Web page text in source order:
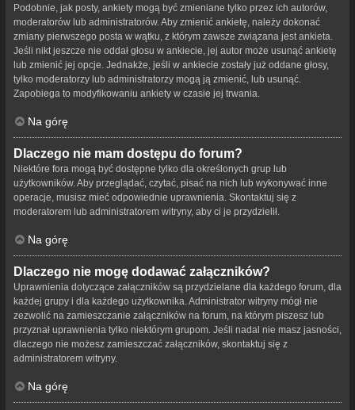
Podobnie, jak posty, ankiety mogą być zmieniane tylko przez ich autorów,
moderatorów lub administratorów. Aby zmienić ankietę, należy dokonać
zmiany pierwszego posta w wątku, z którym zawsze związana jest ankieta.
Jeśli nikt jeszcze nie oddał głosu w ankiecie, jej autor może usunąć ankietę
lub zmienić jej opcje. Jednakże, jeśli w ankiecie zostały już oddane głosy,
tylko moderatorzy lub administratorzy mogą ją zmienić, lub usunąć.
Zapobiega to modyfikowaniu ankiety w czasie jej trwania.
Na górę
Dlaczego nie mam dostępu do forum?
Niektóre fora mogą być dostępne tylko dla określonych grup lub
użytkowników. Aby przeglądać, czytać, pisać na nich lub wykonywać inne
operacje, musisz mieć odpowiednie uprawnienia. Skontaktuj się z
moderatorem lub administratorem witryny, aby ci je przydzielił.
Na górę
Dlaczego nie mogę dodawać załączników?
Uprawnienia dotyczące załączników są przydzielane dla każdego forum, dla
każdej grupy i dla każdego użytkownika. Administrator witryny mógł nie
zezwolić na zamieszczanie załączników na forum, na którym piszesz lub
przyznał uprawnienia tylko niektórym grupom. Jeśli nadal nie masz jasności,
dlaczego nie możesz zamieszczać załączników, skontaktuj się z
administratorem witryny.
Na górę